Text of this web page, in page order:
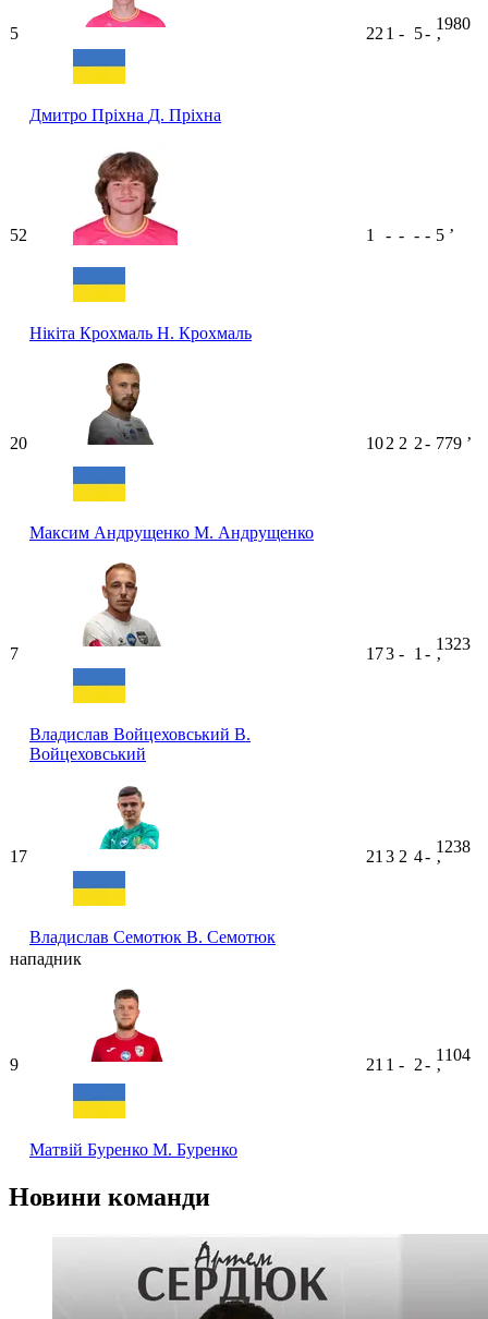
5
Дмитро Пріхна Д. Пріхна
22 1 - 5-
1980
ʼ
52
Нікіта Крохмаль Н. Крохмаль
1 - - - - 5 ʼ
20
Максим Андрущенко М. Андрущенко
102 2 2- 779 ʼ
7
Владислав Войцеховський В.
Войцеховський
173 - 1 -
1323
ʼ
17
Владислав Семотюк В. Семотюк
21 3 2 4-
1238
ʼ
нападник
9
Матвій Буренко М. Буренко
21 1 - 2-
1104
ʼ
Новини команди